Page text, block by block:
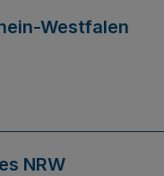
Westfalen
NRW